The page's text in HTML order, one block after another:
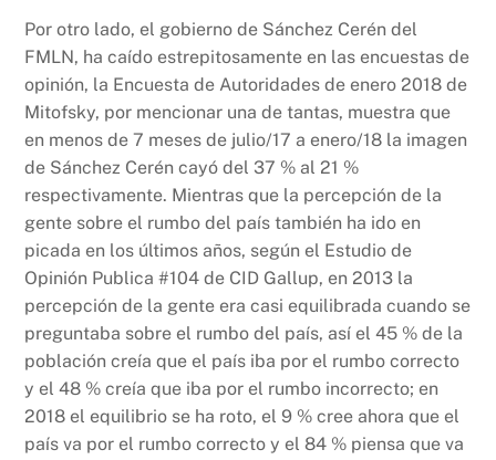
Por otro lado, el gobierno de Sánchez Cerén del
FMLN, ha caído estrepitosamente en las encuestas de
opinión, la Encuesta de Autoridades de enero 2018 de
Mitofsky, por mencionar una de tantas, muestra que
en menos de 7 meses de julio/17 a enero/18 la imagen
de Sánchez Cerén cayó del 37 % al 21 %
respectivamente. Mientras que la percepción de la
gente sobre el rumbo del país también ha ido en
picada en los últimos años, según el Estudio de
Opinión Publica #104 de CID Gallup, en 2013 la
percepción de la gente era casi equilibrada cuando se
preguntaba sobre el rumbo del país, así el 45 % de la
población creía que el país iba por el rumbo correcto
y el 48 % creía que iba por el rumbo incorrecto; en
2018 el equilibrio se ha roto, el 9 % cree ahora que el
país va por el rumbo correcto y el 84 % piensa que va